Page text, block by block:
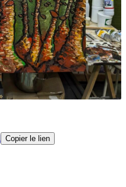
Copier le lien